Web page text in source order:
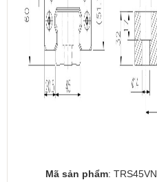
Mã sản phẩm: TRS45VN